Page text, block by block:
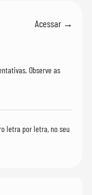
Acessar →
Observe as
letra por letra, no seu